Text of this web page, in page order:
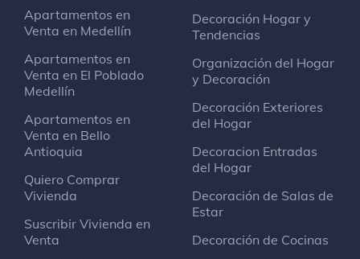
Apartamentos en
Venta en Medellín
Apartamentos en
Venta en El Poblado
Medellín
Apartamentos en
Venta en Bello
Antioquia
Quiero Comprar
Vivienda
Suscribir Vivienda en
Venta
Decoración Hogar y
Tendencias
Organización del Hogar
y Decoración
Decoración Exteriores
del Hogar
Decoracion Entradas
del Hogar
Decoración de Salas de
Estar
Decoración de Cocinas